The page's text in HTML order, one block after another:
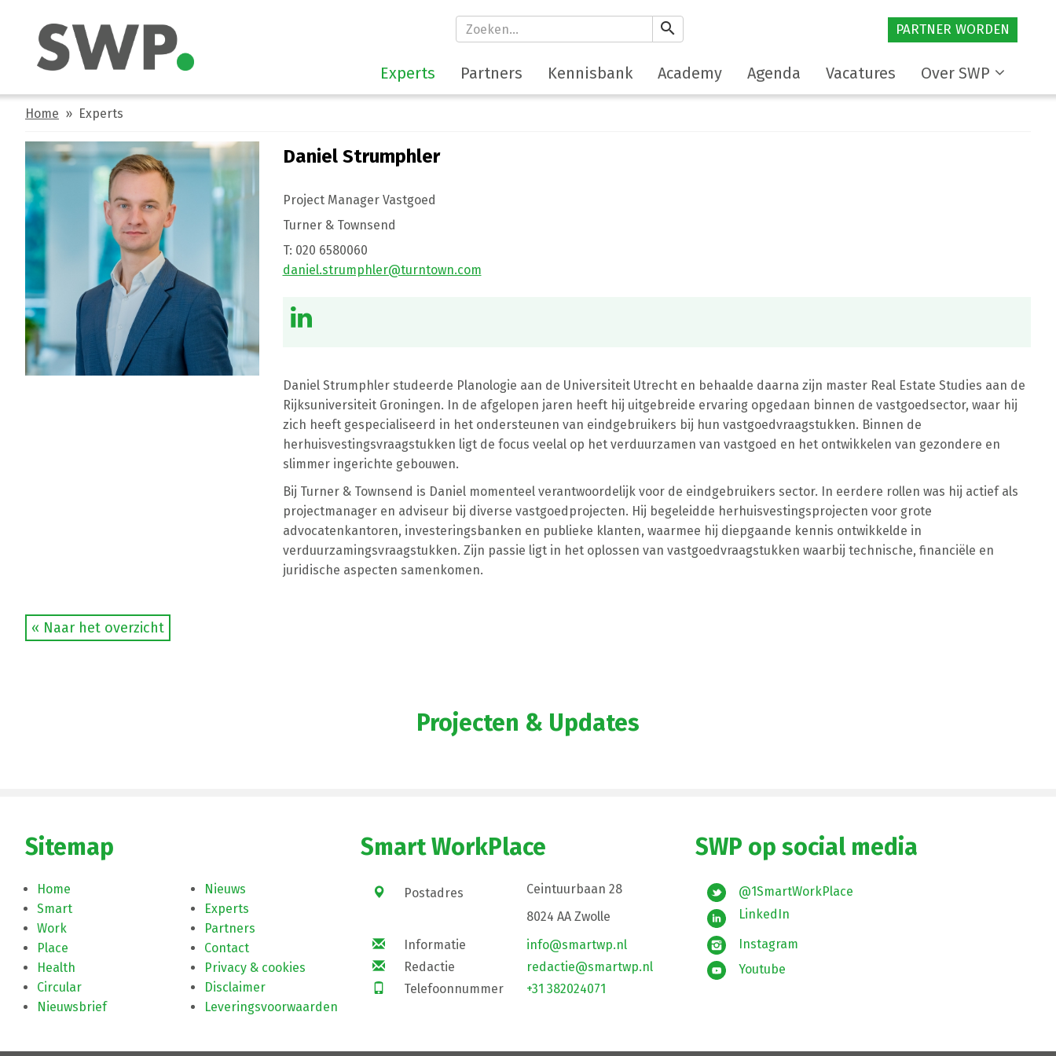
search PARTNER WORDEN
Experts Partners Kennisbank Academy Agenda Vacatures Over SWP
Home » Experts
Daniel Strumphler
Project Manager Vastgoed
Turner & Townsend
T: 020 6580060
daniel.strumphler@turntown.com
Daniel Strumphler studeerde Planologie aan de Universiteit Utrecht en behaalde daarna zijn master Real Estate Studies aan de
Rijksuniversiteit Groningen. In de afgelopen jaren heeft hij uitgebreide ervaring opgedaan binnen de vastgoedsector, waar hij
zich heeft gespecialiseerd in het ondersteunen van eindgebruikers bij hun vastgoedvraagstukken. Binnen de
herhuisvestingsvraagstukken ligt de focus veelal op het verduurzamen van vastgoed en het ontwikkelen van gezondere en
slimmer ingerichte gebouwen.
Bij Turner & Townsend is Daniel momenteel verantwoordelijk voor de eindgebruikers sector. In eerdere rollen was hij actief als
projectmanager en adviseur bij diverse vastgoedprojecten. Hij begeleidde herhuisvestingsprojecten voor grote
advocatenkantoren, investeringsbanken en publieke klanten, waarmee hij diepgaande kennis ontwikkelde in
verduurzamingsvraagstukken. Zijn passie ligt in het oplossen van vastgoedvraagstukken waarbij technische, financiële en
juridische aspecten samenkomen.
« Naar het overzicht
Projecten & Updates
Sitemap
Home
Smart
Work
Place
Health
Circular
Nieuwsbrief
Nieuws
Experts
Partners
Contact
Privacy & cookies
Disclaimer
Leveringsvoorwaarden
Smart WorkPlace
Postadres
Ceintuurbaan 28
8024 AA Zwolle
Informatie
info@smartwp.nl
Redactie
redactie@smartwp.nl
Telefoonnummer
+31 382024071
SWP op social media
@1SmartWorkPlace
LinkedIn
Instagram
Youtube